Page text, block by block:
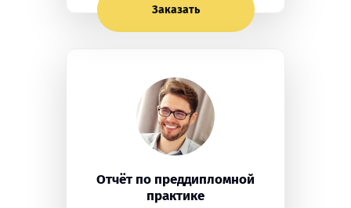
Заказать
Отчёт по преддипломной
практике